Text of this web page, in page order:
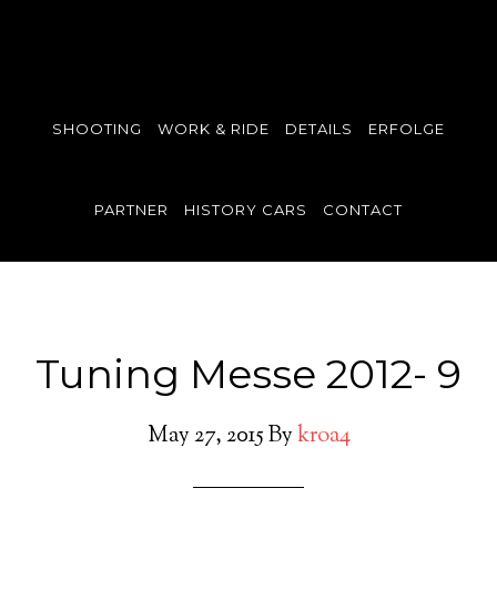
SHOOTING WORK & RIDE DETAILS ERFOLGE
PARTNER HISTORY CARS CONTACT
Tuning Messe 2012- 9
May 27, 2015Bykroa4